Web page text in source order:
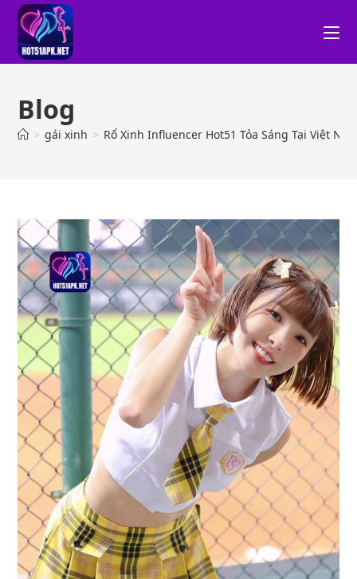
Blog
> gái xinh > Rổ Xinh Influencer Hot51 Tỏa Sáng Tại Việt